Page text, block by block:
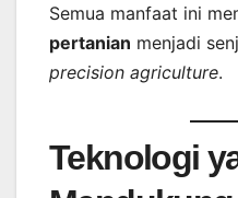
Semua manfaat ini
pertanian menjadi
precision agriculture.
Teknologi